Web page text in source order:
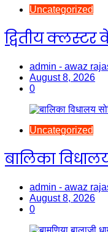
Uncategorized
द्वितीय क्लस्टर
admin - awaz
August 8, 2026
0
Uncategorized
बालिका
admin - awaz
August 8, 2026
0